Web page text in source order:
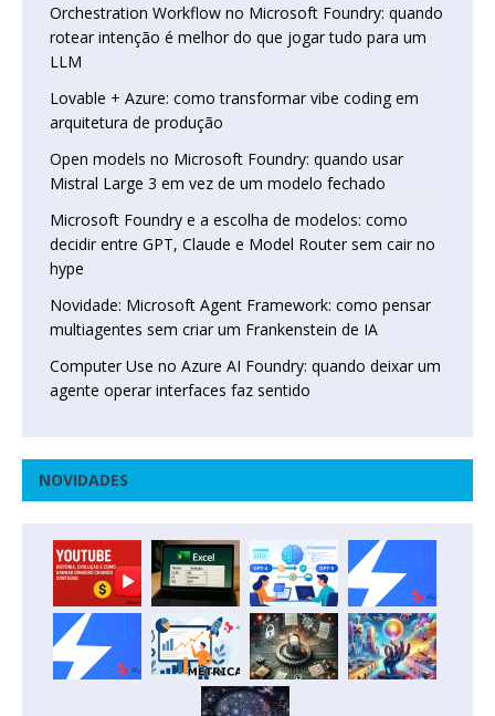
Orchestration Workflow no Microsoft Foundry: quando
rotear intenção é melhor do que jogar tudo para um
LLM
Lovable + Azure: como transformar vibe coding em
arquitetura de produção
Open models no Microsoft Foundry: quando usar
Mistral Large 3 em vez de um modelo fechado
Microsoft Foundry e a escolha de modelos: como
decidir entre GPT, Claude e Model Router sem cair no
hype
Novidade: Microsoft Agent Framework: como pensar
multiagentes sem criar um Frankenstein de IA
Computer Use no Azure AI Foundry: quando deixar um
agente operar interfaces faz sentido
NOVIDADES